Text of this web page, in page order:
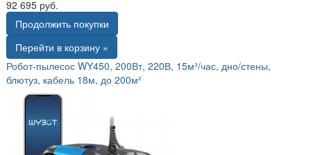
92 695 руб.
Продолжить покупки
Перейти в корзину »
Робот-пылесос WY450, 200Вт, 220В, 15м³/час, дно/стены,
блютуз, кабель 18м, до 200м²